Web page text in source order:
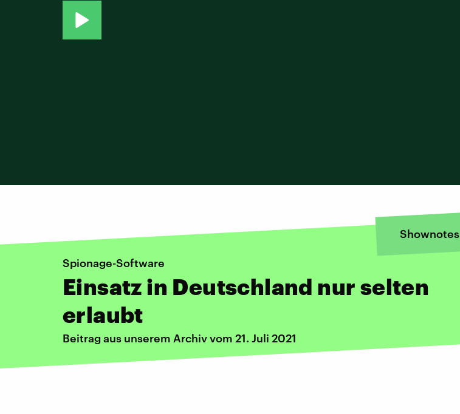
Shownotes
Spionage-Software
Einsatz in Deutschland nur selten
erlaubt
Beitrag aus unserem Archiv vom 21. Juli 2021